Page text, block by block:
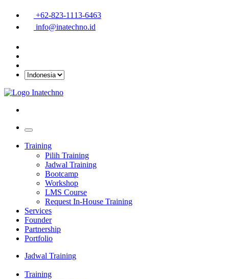
+62-823-1113-6463
info@inatechno.id
Training
Pilih Training
Jadwal Training
Bootcamp
Workshop
LMS Course
Request In-House Training
Services
Founder
Partnership
Portfolio
Jadwal Training
Training